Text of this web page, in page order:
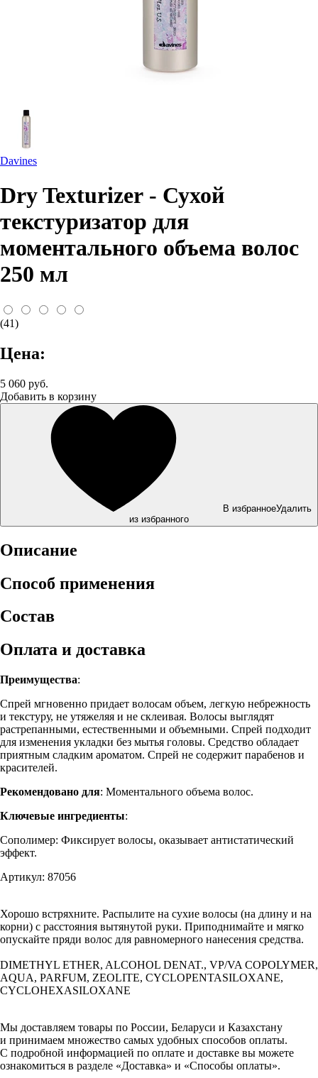
Davines
Dry Texturizer - Сухой
текстуризатор для
моментального объема волос
250 мл
(41)
Цена:
5 060 руб.
Добавить в корзину
В избранноеУдалить
из избранного
Описание
Способ применения
Состав
Оплата и доставка
Преимущества:
Спрей мгновенно придает волосам объем, легкую небрежность
и текстуру, не утяжеляя и не склеивая. Волосы выглядят
растрепанными, естественными и объемными. Спрей подходит
для изменения укладки без мытья головы. Средство обладает
приятным сладким ароматом. Спрей не содержит парабенов и
красителей.
Рекомендовано для: Моментального объема волос.
Ключевые ингредиенты:
Сополимер: Фиксирует волосы, оказывает антистатический
эффект.
Артикул: 87056
Хорошо встряхните. Распылите на сухие волосы (на длину и на
корни) с расстояния вытянутой руки. Приподнимайте и мягко
опускайте пряди волос для равномерного нанесения средства.
DIMETHYL ETHER, ALCOHOL DENAT., VP/VA COPOLYMER,
AQUA, PARFUM, ZEOLITE, CYCLOPENTASILOXANE,
CYCLOHEXASILOXANE
Мы доставляем товары по России, Беларуси и Казахстану
и принимаем множество самых удобных способов оплаты.
С подробной информацией по оплате и доставке вы можете
ознакомиться в разделе «Доставка» и «Способы оплаты».